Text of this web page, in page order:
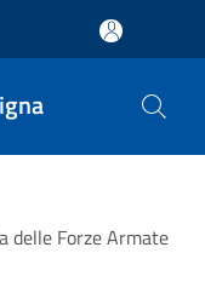
delle Forze Armate